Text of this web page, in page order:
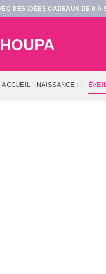
DES IDÉES CADEAUX DE 0 À
ACCUEIL NAISSANCE ÉVEIL